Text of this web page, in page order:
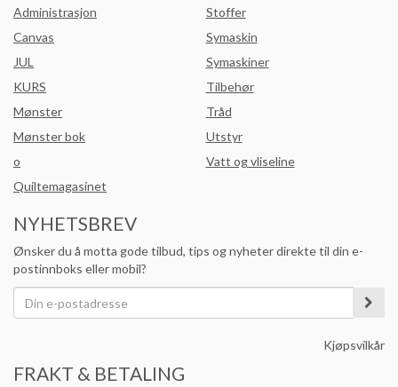
Administrasjon
Canvas
JUL
KURS
Mønster
Mønster bok
o
Quiltemagasinet
Stoffer
Symaskin
Symaskiner
Tilbehør
Tråd
Utstyr
Vatt og vliseline
NYHETSBREV
Ønsker du å motta gode tilbud, tips og nyheter direkte til din e-
postinnboks eller mobil?
Kjøpsvilkår
FRAKT & BETALING